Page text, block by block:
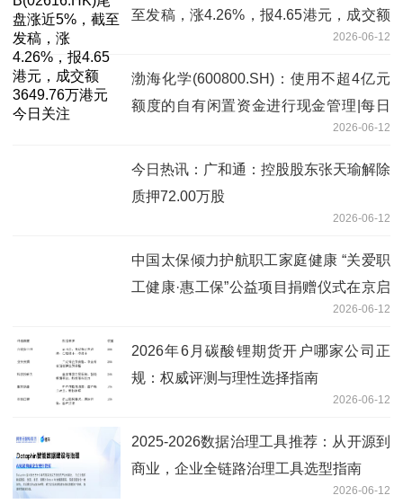
至发稿，涨4.26%，报4.65港元，成交额
2026-06-12
渤海化学(600800.SH)：使用不超4亿元
额度的自有闲置资金进行现金管理|每日
2026-06-12
今日热讯：广和通：控股股东张天瑜解除
质押72.00万股
2026-06-12
中国太保倾力护航职工家庭健康 “关爱职
工健康·惠工保”公益项目捐赠仪式在京启
2026-06-12
2026年6月碳酸锂期货开户哪家公司正
规：权威评测与理性选择指南
2026-06-12
2025-2026数据治理工具推荐：从开源到
商业，企业全链路治理工具选型指南
2026-06-12